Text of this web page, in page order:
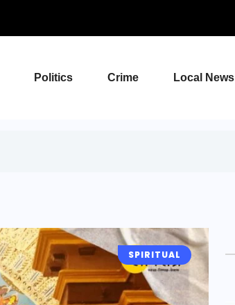
Politics Crime Local News
SPIRITUAL